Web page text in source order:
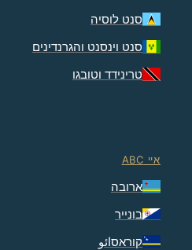
סנט לוסיה
סנט וינסנט והגרנדינים
טרינידד וטובגו
איי ABC
ארובה
בונייר
קוראסائو